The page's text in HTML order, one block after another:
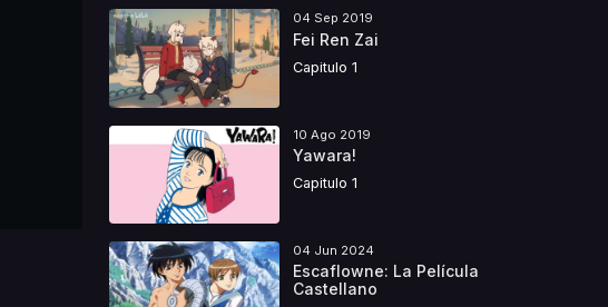
04 Sep 2019
Fei Ren Zai
Capitulo 1
10 Ago 2019
Yawara!
Capitulo 1
04 Jun 2024
Escaflowne: La Película
Castellano